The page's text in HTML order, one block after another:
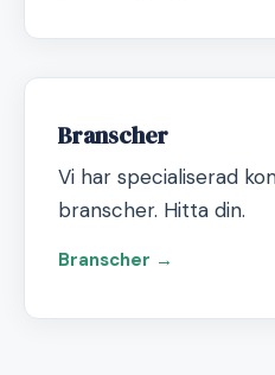
Branscher
Vi har specialiserad
branscher. Hitta din.
Branscher →